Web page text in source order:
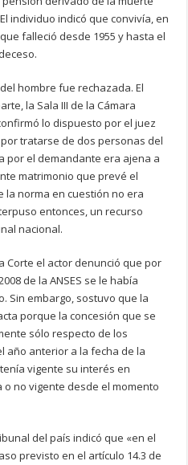
individuo indicó que convivía, en
falleció desde 1955 y hasta el
hombre fue rechazada. El
la Sala III de la Cámara
lo dispuesto por el juez
tratarse de dos personas del
por el demandante era ajena a
matrimonio que prevé el
la norma en cuestión no era
entonces, un recurso
nacional.
Corte el actor denunció que por
de la ANSES se le había
Sin embargo, sostuvo que la
porque la concesión que se
sólo respecto de los
año anterior a la fecha de la
vigente su interés en
no vigente desde el momento
del país indicó que «en el
previsto en el artículo 14.3 de